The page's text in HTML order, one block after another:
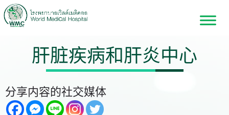
肝脏疾病和肝炎中心
分享内容的社交媒体